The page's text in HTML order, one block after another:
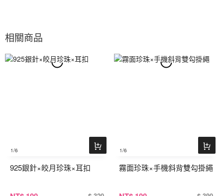
相關商品
1/6
925銀針×皎月珍珠×耳扣
1/6
霧面珍珠×手機斜背雙勾掛繩